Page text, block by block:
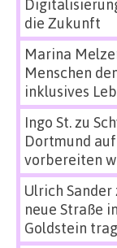
die Zukunft
Marina
Menschen
inklusives
Ingo St.zu
Dortmund
vorbereiten
Ulrich Sander
neue Straße
Goldstein